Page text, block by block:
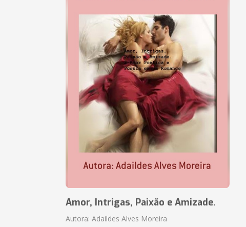
Amor, Intrigas, Paixão e Amizade.
Autora: Adaildes Alves Moreira